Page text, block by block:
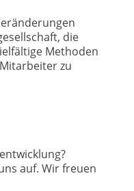
die
Methoden
zu
auf. Wir freuen